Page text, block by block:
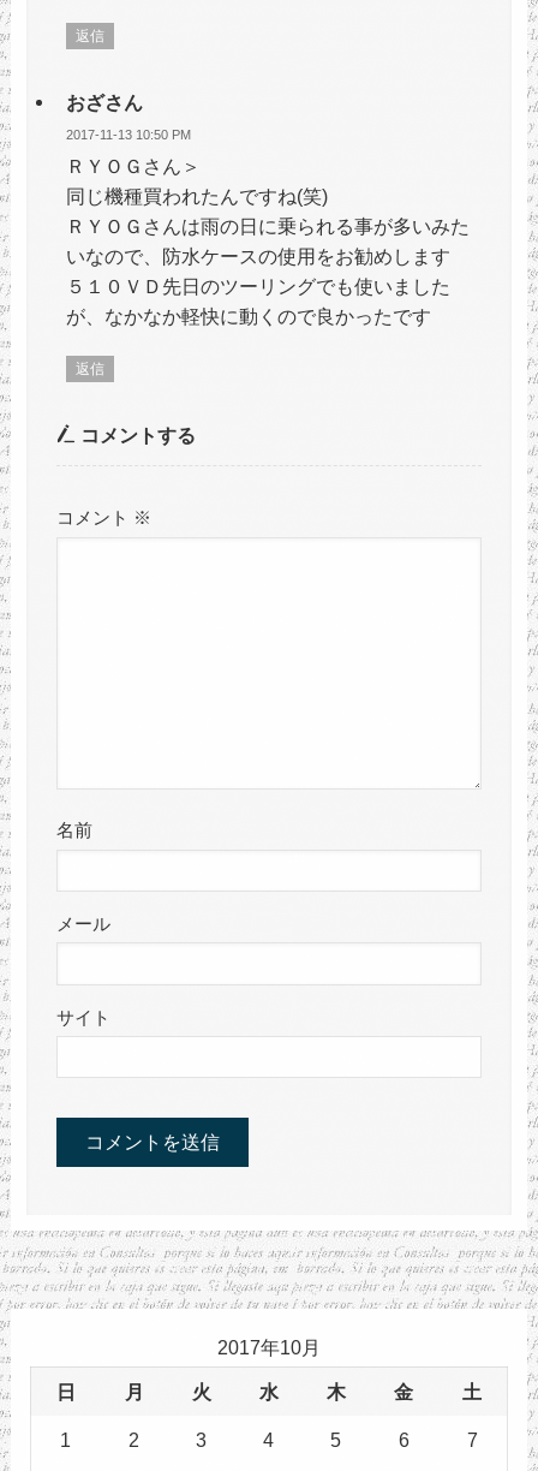
返信
おざさん
2017-11-13 10:50 PM
ＲＹＯＧさん＞
同じ機種買われたんですね(笑)
ＲＹＯＧさんは雨の日に乗られる事が多いみた
いなので、防水ケースの使用をお勧めします
５１０ＶＤ先日のツーリングでも使いました
が、なかなか軽快に動くので良かったです
返信
コメントする
コメント ※
名前
メール
サイト
2017年10月
日 月 火 水 木 金 土
1 2 3 4 5 6 7